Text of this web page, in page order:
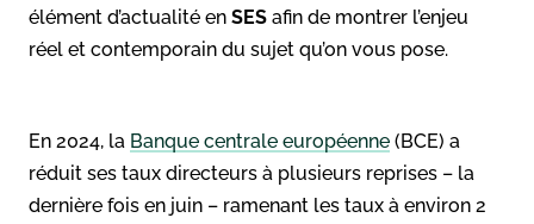
élément d’actualité en SES afin de montrer l’enjeu
réel et contemporain du sujet qu’on vous pose.
En 2024, la Banque centrale européenne (BCE) a
réduit ses taux directeurs à plusieurs reprises – la
dernière fois en juin – ramenant les taux à environ 2